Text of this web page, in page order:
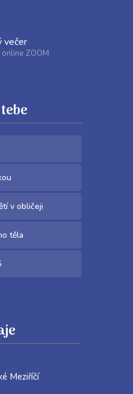
večer
online ZOOM
v obličeji
těla
Meziříčí